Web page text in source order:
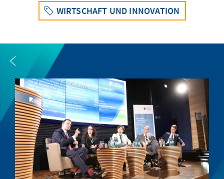
WIRTSCHAFT UND INNOVATION